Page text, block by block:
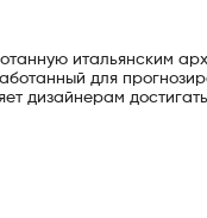
итальянским
для
дизайнерам